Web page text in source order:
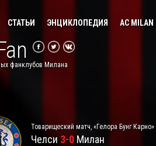
СТАТЬИ ЭНЦИКЛОПЕДИЯ AC MILAN
фанклубов Милана
Товарищеский матч, «Гелора Бунг Карно»
Челси 3-0 Милан